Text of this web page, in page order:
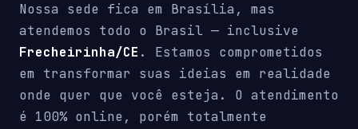
Nossa sede fica em Brasília, mas
atendemos todo o Brasil — inclusive
Frecheirinha/CE . Estamos comprometidos
em transformar suas ideias em realidade
onde quer que você esteja. O atendimento
é 100% online, porém totalmente